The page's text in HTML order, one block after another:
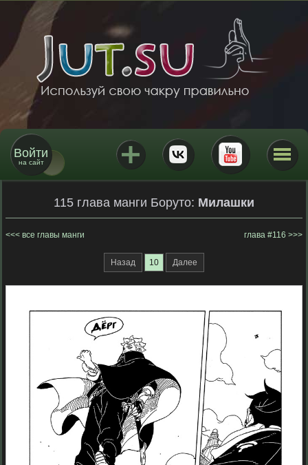
Войти
на сайт
115 глава манги Боруто: Милашки
все главы манги глава #116
Назад 10 Далее